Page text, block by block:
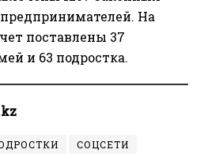
На
поставлены 37
и 63 подростка.
СОЦСЕТИ